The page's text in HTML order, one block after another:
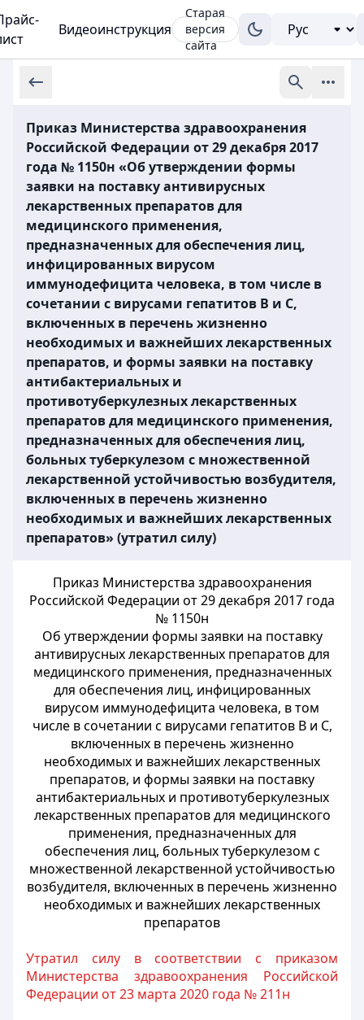
Видеоинструкция
Старая
версия
сайта
Приказ Министерства здравоохранения
Российской Федерации от 29 декабря 2017
года № 1150н «Об утверждении формы
заявки на поставку антивирусных
лекарственных препаратов для
медицинского применения,
предназначенных для обеспечения лиц,
инфицированных вирусом
иммунодефицита человека, в том числе в
сочетании с вирусами гепатитов В и С,
включенных в перечень жизненно
необходимых и важнейших лекарственных
препаратов, и формы заявки на поставку
антибактериальных и
противотуберкулезных лекарственных
препаратов для медицинского применения,
предназначенных для обеспечения лиц,
больных туберкулезом с множественной
лекарственной устойчивостью возбудителя,
включенных в перечень жизненно
необходимых и важнейших лекарственных
препаратов» (утратил силу)
Приказ Министерства здравоохранения
Российской Федерации от 29 декабря 2017 года
№ 1150н
Об утверждении формы заявки на поставку
антивирусных лекарственных препаратов для
медицинского применения, предназначенных
для обеспечения лиц, инфицированных
вирусом иммунодефицита человека, в том
числе в сочетании с вирусами гепатитов В и С,
включенных в перечень жизненно
необходимых и важнейших лекарственных
препаратов, и формы заявки на поставку
антибактериальных и противотуберкулезных
лекарственных препаратов для медицинского
применения, предназначенных для
обеспечения лиц, больных туберкулезом с
множественной лекарственной устойчивостью
возбудителя, включенных в перечень жизненно
необходимых и важнейших лекарственных
препаратов
Утратил силу в соответствии с приказом
Министерства здравоохранения Российской
Федерации от 23 марта 2020 года № 211н